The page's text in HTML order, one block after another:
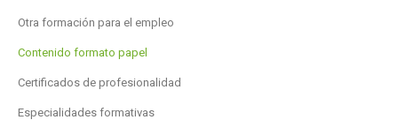
Otra formación para el empleo
Contenido formato papel
Certificados de profesionalidad
Especialidades formativas